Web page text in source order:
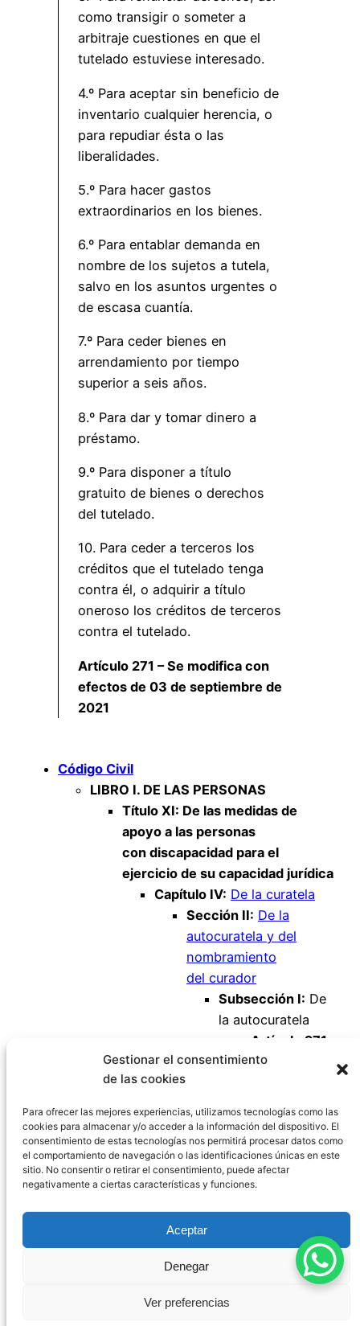
Gestionar el consentimiento
de las cookies
Para ofrecer las mejores experiencias, utilizamos tecnologías como las
cookies para almacenar y/o acceder a la información del dispositivo. El
consentimiento de estas tecnologías nos permitirá procesar datos como
el comportamiento de navegación o las identificaciones únicas en este
sitio. No consentir o retirar el consentimiento, puede afectar
negativamente a ciertas características y funciones.
Aceptar
Denegar
Ver preferencias
como transigir o someter a
arbitraje cuestiones en que el
tutelado estuviese interesado.
4.º Para aceptar sin beneficio de
inventario cualquier herencia, o
para repudiar ésta o las
liberalidades.
5.º Para hacer gastos
extraordinarios en los bienes.
6.º Para entablar demanda en
nombre de los sujetos a tutela,
salvo en los asuntos urgentes o
de escasa cuantía.
7.º Para ceder bienes en
arrendamiento por tiempo
superior a seis años.
8.º Para dar y tomar dinero a
préstamo.
9.º Para disponer a título
gratuito de bienes o derechos
del tutelado.
10. Para ceder a terceros los
créditos que el tutelado tenga
contra él, o adquirir a título
oneroso los créditos de terceros
contra el tutelado.
Artículo 271 – Se modifica con
efectos de 03 de septiembre de
2021
Código Civil
LIBRO I. DE LAS PERSONAS
Título XI: De las medidas de
apoyo a las personas
con discapacidad para el
ejercicio de su capacidad jurídica
Capítulo IV: De la curatela
Sección II: De la
autocuratela y del
nombramiento
del curador
Subsección I: De
la autocuratela
Artículo 271
Artículo 272
Política de Privacidad
Política de
Contacto